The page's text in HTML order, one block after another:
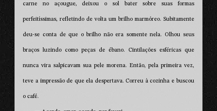
carne no açougue, deixou o sol bater sobre suas formas
perfeitíssimas, refletindo de volta um brilho marmóreo. Subitamente
deu-se conta de que o brilho não era somente nela. Olhou seus
braços luzindo como peças de ébano. Cintilações esféricas que
nunca vira salpicavam sua pele morena. Então, pela primeira vez,
teve a impressão de que ela despertava. Correu à cozinha e buscou
o café.